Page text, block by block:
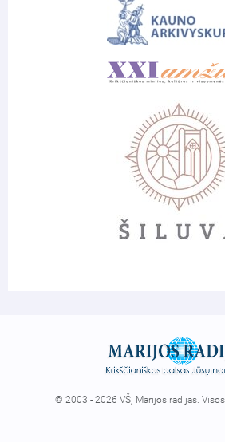
© 2003 - 2026 VŠĮ Marijos radijas.